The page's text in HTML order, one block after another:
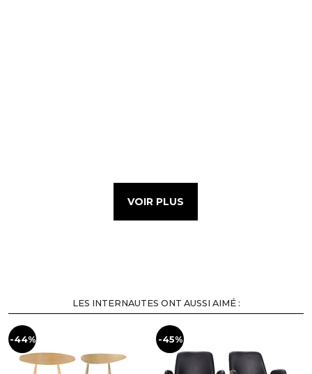
VOIR PLUS
LES INTERNAUTES ONT AUSSI AIMÉ :
-44% -45%